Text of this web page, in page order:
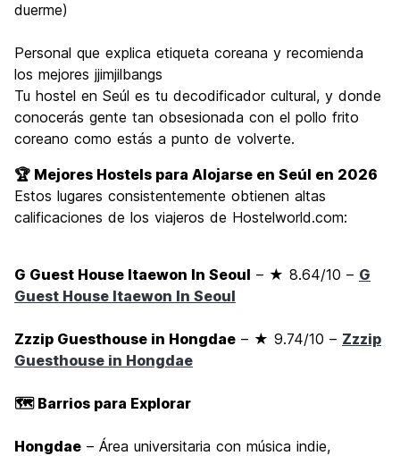
duerme)
Personal que explica etiqueta coreana y recomienda
los mejores jjimjilbangs
Tu hostel en Seúl es tu decodificador cultural, y donde
conocerás gente tan obsesionada con el pollo frito
coreano como estás a punto de volverte.
🏆 Mejores Hostels para Alojarse en Seúl en 2026
Estos lugares consistentemente obtienen altas
calificaciones de los viajeros de Hostelworld.com:
G Guest House Itaewon In Seoul – ★ 8.64/10 – G
Guest House Itaewon In Seoul
Zzzip Guesthouse in Hongdae – ★ 9.74/10 – Zzzip
Guesthouse in Hongdae
🗺️ Barrios para Explorar
Hongdae – Área universitaria con música indie,